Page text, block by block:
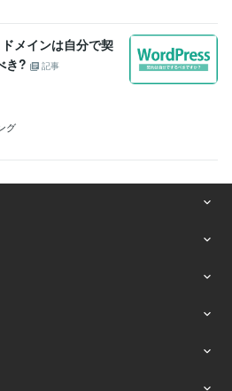
メインは自分で契
き?
記事
グ